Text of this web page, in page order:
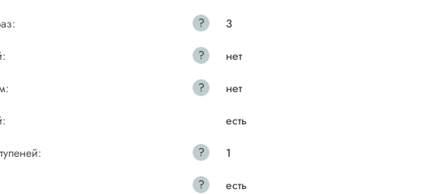
?
3
?
нет
?
нет
есть
?
1
?
есть